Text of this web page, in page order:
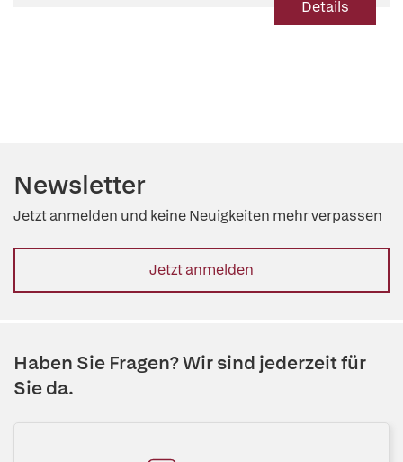
Details
Newsletter
Jetzt anmelden und keine Neuigkeiten mehr verpassen
Jetzt anmelden
Haben Sie Fragen? Wir sind jederzeit für
Sie da.